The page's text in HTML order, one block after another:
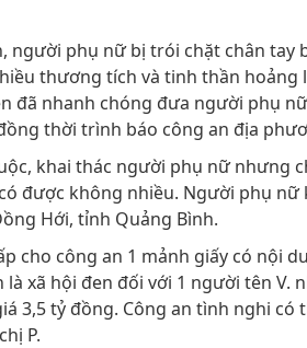
người phụ nữ bị trói chặt chân tay
thương tích và tinh thần hoảng
đã nhanh chóng đưa người phụ
thời trình báo công an địa
khai thác người phụ nữ nhưng
được không nhiều. Người phụ nữ
Hới, tỉnh Quảng Bình.
cho công an 1 mảnh giấy có nội
xã hội đen đối với 1 người tên V.
3,5 tỷ đồng. Công an tình nghi có
P.